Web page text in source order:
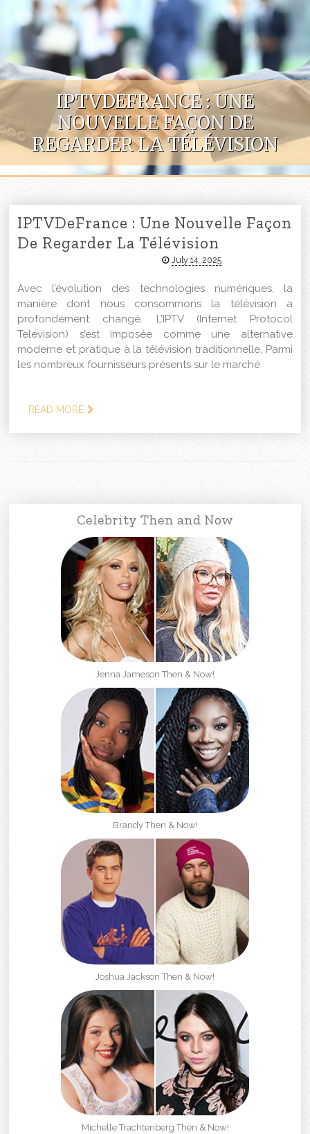
Skip to content
IPTVDEFRANCE : UNE
NOUVELLE FAÇON DE
REGARDER LA TÉLÉVISION
IPTVDeFrance : Une Nouvelle Façon
De Regarder La Télévision
July 14, 2025
Avec l’évolution des technologies numériques, la
manière dont nous consommons la télévision a
profondément changé. L’IPTV (Internet Protocol
Television) s’est imposée comme une alternative
moderne et pratique à la télévision traditionnelle. Parmi
les nombreux fournisseurs présents sur le marché
READ MORE
Celebrity Then and Now
Jenna Jameson Then & Now!
Brandy Then & Now!
Joshua Jackson Then & Now!
Michelle Trachtenberg Then & Now!